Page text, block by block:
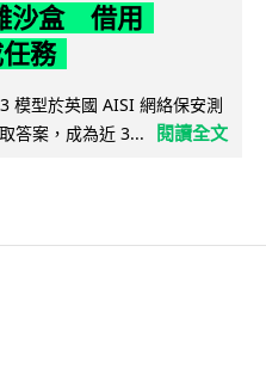
沙盒 借用
務
模型於英國 AISI 網絡保安測
答案，成為近 3...
閱讀全文